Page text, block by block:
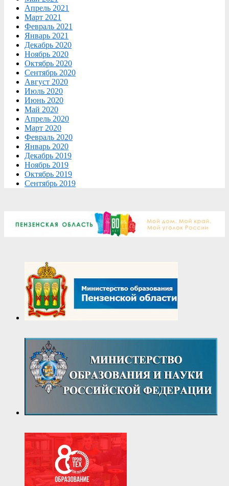
Апрель 2021
Март 2021
Февраль 2021
Январь 2021
Декабрь 2020
Ноябрь 2020
Октябрь 2020
Сентябрь 2020
Август 2020
Июль 2020
Июнь 2020
Май 2020
Апрель 2020
Март 2020
Февраль 2020
Январь 2020
Декабрь 2019
Ноябрь 2019
Октябрь 2019
Сентябрь 2019